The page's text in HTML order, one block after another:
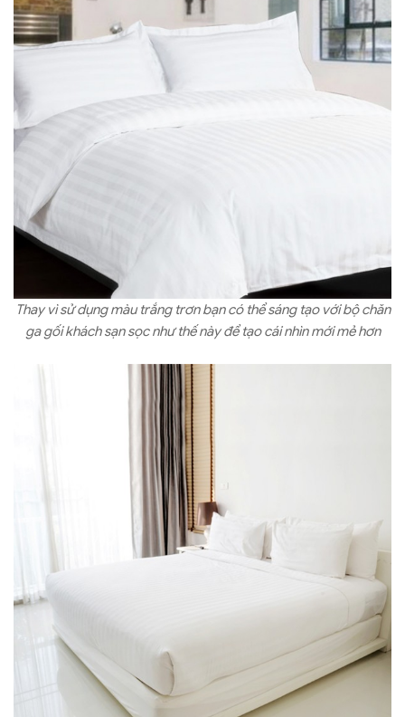
Thay vì sử dụng màu trắng trơn bạn có thể sáng tạo với bộ chăn
ga gối khách sạn sọc như thế này để tạo cái nhìn mới mẻ hơn